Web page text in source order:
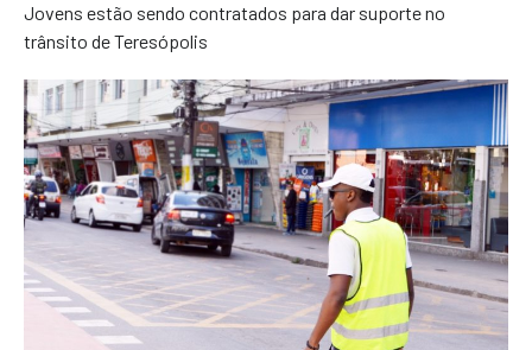
Jovens estão sendo contratados para dar suporte no
trânsito de Teresópolis